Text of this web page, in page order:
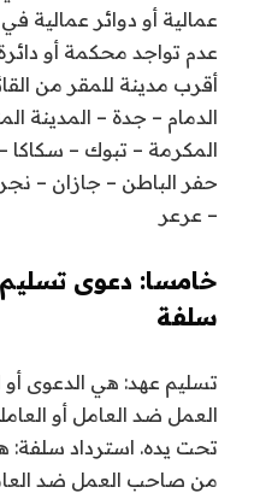
عمالية أو دوائر عمالية
عدم تواجد محكمة أو
أقرب مدينة للمقر من
الدمام – جدة – المدينة
المكرمة – تبوك – سكاكا
حفر الباطن – جازان –
– عرعر
خامسا: دعوى تسليم
سلفة
تسليم عهد: هي الدعوى
العمل ضد العامل أو
تحت يده. استرداد سلفة:
من صاحب العمل ضد